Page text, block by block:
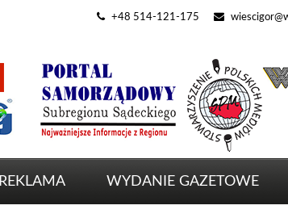
+48 514-121-175
REKLAMA WYDANIE GAZETOWE